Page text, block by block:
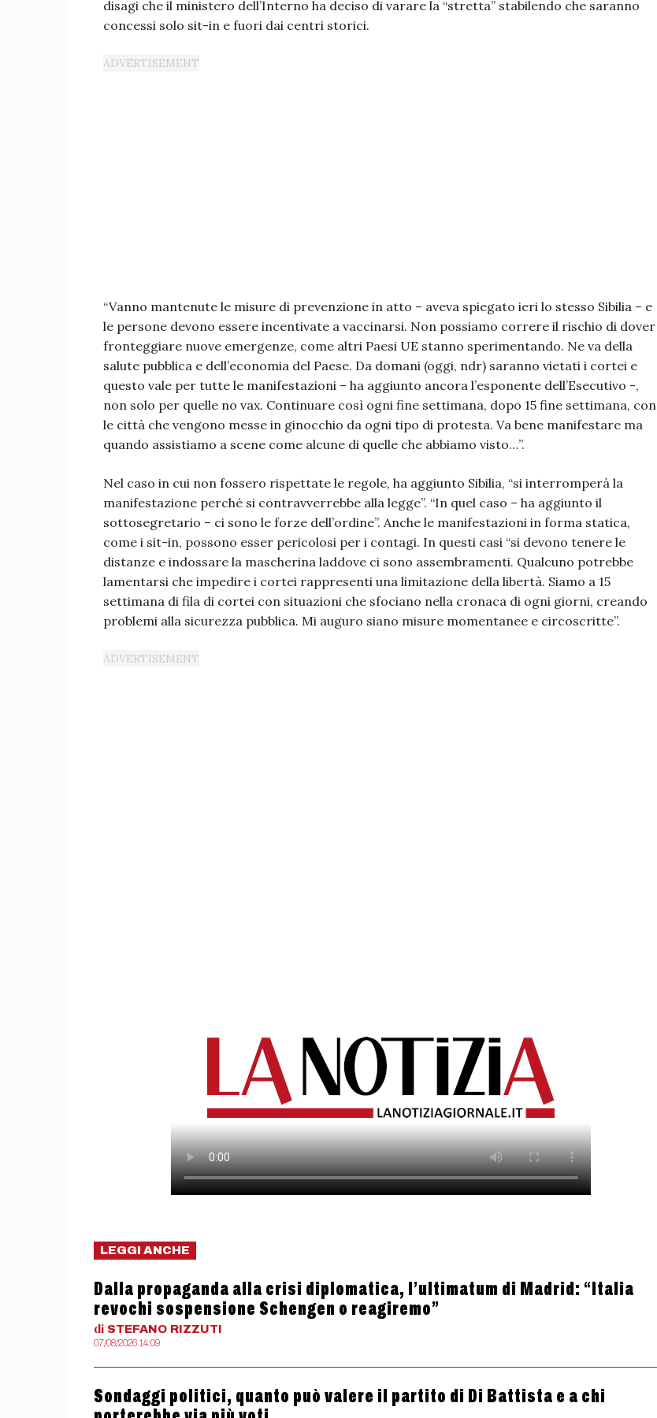
disagi che il ministero dell’Interno ha deciso di varare la “stretta” stabilendo che saranno
concessi solo sit-in e fuori dai centri storici.
“Vanno mantenute le misure di prevenzione in atto – aveva spiegato ieri lo stesso Sibilia – e
le persone devono essere incentivate a vaccinarsi. Non possiamo correre il rischio di dover
fronteggiare nuove emergenze, come altri Paesi UE stanno sperimentando. Ne va della
salute pubblica e dell’economia del Paese. Da domani (oggi, ndr) saranno vietati i cortei e
questo vale per tutte le manifestazioni – ha aggiunto ancora l’esponente dell’Esecutivo -,
non solo per quelle no vax. Continuare così ogni fine settimana, dopo 15 fine settimana, con
le città che vengono messe in ginocchio da ogni tipo di protesta. Va bene manifestare ma
quando assistiamo a scene come alcune di quelle che abbiamo visto…”.
Nel caso in cui non fossero rispettate le regole, ha aggiunto Sibilia, “si interromperà la
manifestazione perché si contravverrebbe alla legge”. “In quel caso – ha aggiunto il
sottosegretario – ci sono le forze dell’ordine”. Anche le manifestazioni in forma statica,
come i sit-in, possono esser pericolosi per i contagi. In questi casi “si devono tenere le
distanze e indossare la mascherina laddove ci sono assembramenti. Qualcuno potrebbe
lamentarsi che impedire i cortei rappresenti una limitazione della libertà. Siamo a 15
settimana di fila di cortei con situazioni che sfociano nella cronaca di ogni giorni, creando
problemi alla sicurezza pubblica. Mi auguro siano misure momentanee e circoscritte”.
LEGGI ANCHE
Dalla propaganda alla crisi diplomatica, l’ultimatum di Madrid: “Italia
revochi sospensione Schengen o reagiremo”
di STEFANO RIZZUTI
07/08/2026 14:09
Sondaggi politici, quanto può valere il partito di Di Battista e a chi